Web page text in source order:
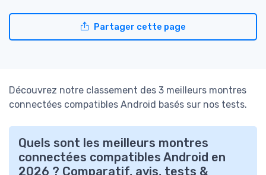
Partager cette page
Découvrez notre classement des 3 meilleurs montres
connectées compatibles Android basés sur nos tests.
Quels sont les meilleurs montres
connectées compatibles Android en
2026 ? Comparatif, avis, tests &